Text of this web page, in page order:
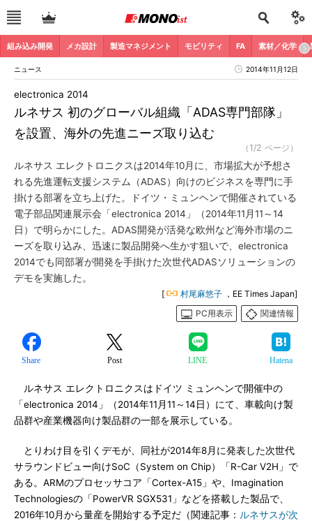
組み込み開発 メカ設計 製造マネジメント モビリティ FA 素材／化学
ニュース 2014年11月12日
ルネサス 初のグローバル組織「ADAS専門部隊」
を設置、海外の先進ニーズ取り込む
electronica 2014
（1/2 ページ）
ルネサス エレクトロニクスは2014年10月に、市場拡大が予想さ
れる先進運転支援システム（ADAS）向けのビジネスを専門に手
掛ける部署を立ち上げた。ドイツ・ミュンヘンで開催されている
電子部品関連展示会「electronica 2014」（2014年11月11～14
日）で明らかにした。ADAS開発が活発な欧州など海外市場のニ
ーズを取り込み、迅速に製品開発へ生かす狙いで、electronica
2014でも同部署が開発を手掛けた次世代ADASソリューションの
デモを実施した。
[ 村尾麻悠子 ，EE Times Japan]
PC用表示
関連情報
Share Post LINE Hatena
ルネサス エレクトロニクスはドイツ ミュンヘンで開催中の
「electronica 2014」（2014年11月11～14日）にて、車載向け製
品群や産業機器向け製品群の一部を展示している。
とりわけ目を引くデモが、同社が2014年8月に発表した次世代
サラウンドビュー向けSoC（System on Chip）「R-Car V2H」で
ある。ARMのプロセッサコア「Cortex-A15」や、Imagination
Technologiesの「PowerVR SGX531」などを搭載した製品で、
2016年10月から量産を開始する予定だ（関連記事： ルネサスが次